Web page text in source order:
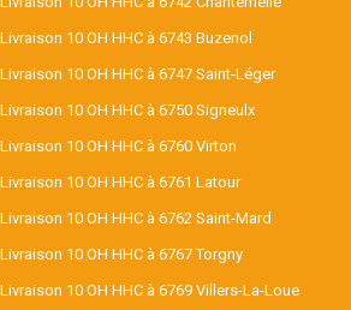
Livraison 10 OH HHC à 6743 Buzenol
Livraison 10 OH HHC à 6747 Saint-Léger
Livraison 10 OH HHC à 6750 Signeulx
Livraison 10 OH HHC à 6760 Virton
Livraison 10 OH HHC à 6761 Latour
Livraison 10 OH HHC à 6762 Saint-Mard
Livraison 10 OH HHC à 6767 Torgny
Livraison 10 OH HHC à 6769 Villers-La-Loue